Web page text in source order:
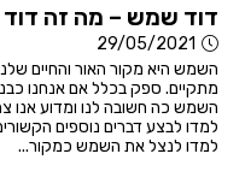
דוד שמש – מה זה
29/05/2021
השמש היא מקור האור והחיים
מתקיים. ספק בכלל אם אנחנו
השמש כה חשובה לנו ומדוע אנו
למדו לבצע דברים נוספים
למדו לנצל את השמש כמקור...